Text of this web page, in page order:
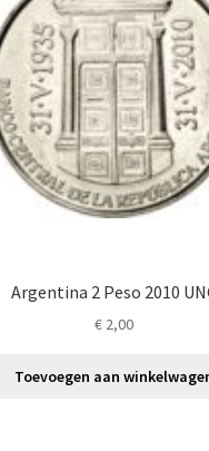
Argentina 2 Peso 2010
€ 2,00
Toevoegen aan